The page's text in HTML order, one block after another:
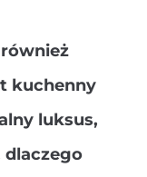
kuchenny
luksus,